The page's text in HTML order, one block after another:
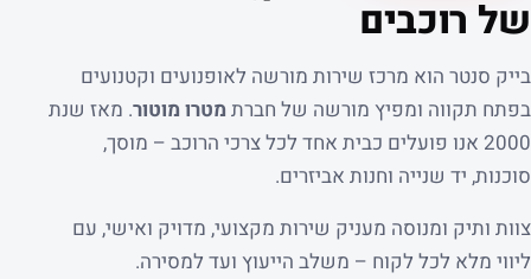
של רוכבים
בייק סנטר הוא מרכז שירות מורשה לאופנועים וקטנועים
בפתח תקווה ומפיץ מורשה של חברת מטרו מוטור. מאז שנת
2000 אנו פועלים כבית אחד לכל צרכי הרוכב – מוסך,
סוכנות, יד שנייה וחנות אביזרים.
צוות ותיק ומנוסה מעניק שירות מקצועי, מדויק ואישי, עם
ליווי מלא לכל לקוח – משלב הייעוץ ועד למסירה.